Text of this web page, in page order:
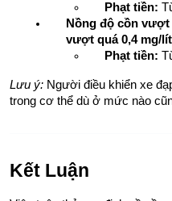
Phạt tiền:
Nồng độ cồn vượt
vượt quá 0,4 mg/
Phạt tiền:
Lưu ý: Người điều khiển xe
trong cơ thể dù ở mức nào
Kết Luận